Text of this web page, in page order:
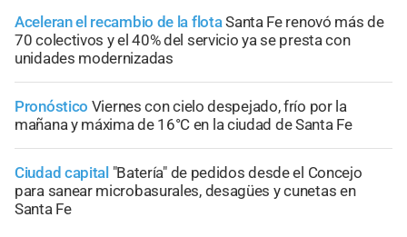
Aceleran el recambio de la flotaSanta Fe renovó más de
70 colectivos y el 40% del servicio ya se presta con
unidades modernizadas
Pronóstico Viernes con cielo despejado, frío por la
mañana y máxima de 16°C en la ciudad de Santa Fe
Ciudad capital "Batería" de pedidos desde el Concejo
para sanear microbasurales, desagües y cunetas en
Santa Fe